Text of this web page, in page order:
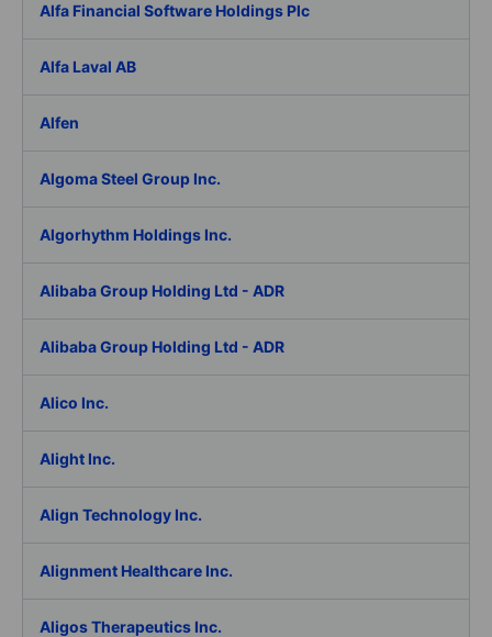
Alfa Financial Software Holdings Plc
Alfa Laval AB
Alfen
Algoma Steel Group Inc.
Algorhythm Holdings Inc.
Alibaba Group Holding Ltd - ADR
Alibaba Group Holding Ltd - ADR
Alico Inc.
Alight Inc.
Align Technology Inc.
Alignment Healthcare Inc.
Aligos Therapeutics Inc.